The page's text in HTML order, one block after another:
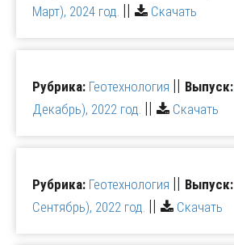
Март), 2024 год. || Скачать
Рубрика: Геотехнология || Выпуск:
Декабрь), 2022 год. || Скачать
Рубрика: Геотехнология || Выпуск:
Сентябрь), 2022 год. || Скачать